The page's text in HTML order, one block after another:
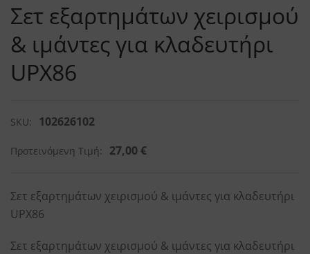
Σετ εξαρτημάτων χειρισμού
& ιμάντες για κλαδευτήρι
UPX86
SKU: 102626102
Προτεινόμενη Τιμή: 27,00 €
Σετ εξαρτημάτων χειρισμού & ιμάντες για κλαδευτήρι
UPX86
Σετ εξαρτημάτων χειρισμού & ιμάντες για κλαδευτήρι